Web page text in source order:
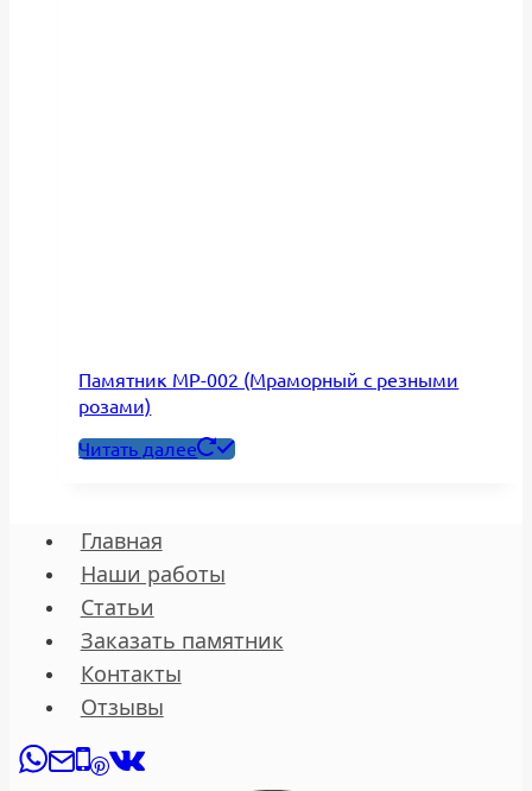
Памятник МР-002 (Мраморный с резными
розами)
Читать далее
Главная
Наши работы
Статьи
Заказать памятник
Контакты
Отзывы